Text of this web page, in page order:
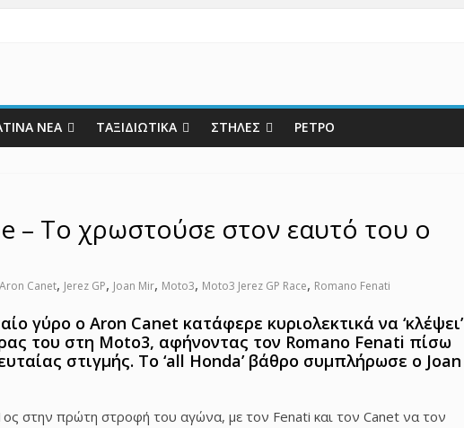
ΝΕΑ ΤΑΞΙΔΙΩΤΙΚΑ ΣΤΗΛΕΣ ΡΕΤΡΟ
– Το χρωστούσε στον εαυτό του ο
Aron Canet, Jerez GP, Joan Mir, Moto3, Moto3 Jerez GP Race, Romano Fenati
γύρο ο Aron Canet κατάφερε κυριολεκτικά να ‘κλέψει’
του στη Moto3, αφήνοντας τον Romano Fenati πίσω
στιγμής. Το ‘all Honda’ βάθρο συμπλήρωσε ο Joan
στην πρώτη στροφή του αγώνα, με τον Fenati και τον Canet να τον